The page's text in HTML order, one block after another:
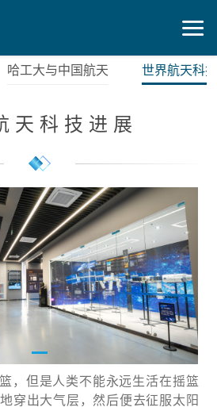
哈工大与中国航天 世界航天科
天科技进展
，但是人类不能永远生活在摇篮
穿出大气层，然后便去征服太阳